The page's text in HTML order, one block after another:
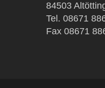
84503
Tel. 08671
Fax 08671